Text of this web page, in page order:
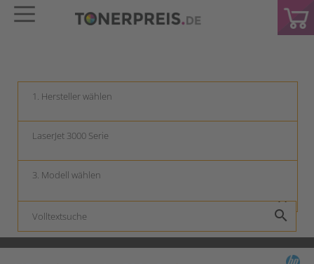
keyboard_arrow_down
keyboard_arrow_down
keyboard_arrow_down
search